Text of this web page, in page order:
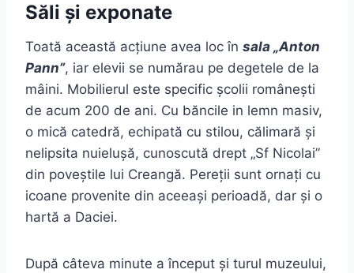
Săli și exponate
Toată această acțiune avea loc în sala „Anton
Pann”, iar elevii se numărau pe degetele de la
mâini. Mobilierul este specific școlii românești
de acum 200 de ani. Cu băncile in lemn masiv,
o mică catedră, echipată cu stilou, călimară și
nelipsita nuielușă, cunoscută drept „Sf Nicolai”
din poveștile lui Creangă. Pereții sunt ornați cu
icoane provenite din aceeași perioadă, dar și o
hartă a Daciei.
După câteva minute a început și turul muzeului,